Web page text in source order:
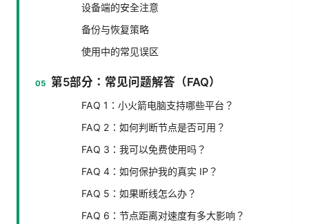
设备端的安全注意
备份与恢复策略
使用中的常见误区
第5部分：常见问题解答（FAQ）
FAQ 1：小火箭电脑支持哪些平台？
FAQ 2：如何判断节点是否可用？
FAQ 3：我可以免费使用吗？
FAQ 4：如何保护我的真实 IP？
FAQ 5：如果断线怎么办？
FAQ 6：节点距离对速度有多大影响？